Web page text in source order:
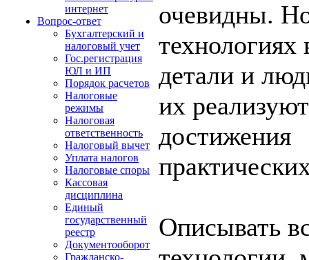
интернет
Вопрос-ответ
Бухгалтерский и
налоговый учет
Гос.регистрация
ЮЛ и ИП
Порядок расчетов
Налоговые
режимы
Налоговая
ответственность
Налоговый вычет
Уплата налогов
Налоговые споры
Кассовая
дисциплина
Единый
государственный
реестр
Документооборот
Гражданско-
очевидны.
детали и
их
достижения
Описывать